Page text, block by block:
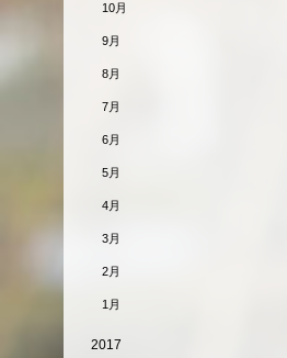
10月
9月
8月
7月
6月
5月
4月
3月
2月
1月
2017